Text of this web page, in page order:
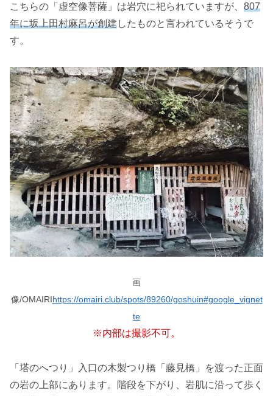
こちらの「虚空像菩薩」は岩穴に祀られていますが、 807
年に坂上田村麻呂が創建したものと言われているそうで
す。
画
像/OMAIRIhttps://omairi.club/spots/89260/goshuin#google_vignet
te
※内部は撮影不可。
「塔のへつり」入口の木製つり橋「藤見橋」を渡った正面
の岩の上部にあります。階段を下がり、岩肌に沿って歩く